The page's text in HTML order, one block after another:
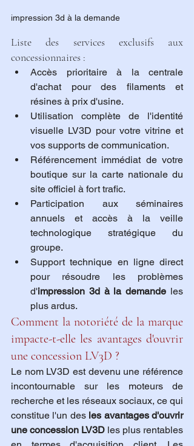
impression 3d à la demande
Liste des services exclusifs aux
concessionnaires :
Accès prioritaire à la centrale
d'achat pour des filaments et
résines à prix d'usine.
Utilisation complète de l'identité
visuelle LV3D pour votre vitrine et
vos supports de communication.
Référencement immédiat de votre
boutique sur la carte nationale du
site officiel à fort trafic.
Participation aux séminaires
annuels et accès à la veille
technologique stratégique du
groupe.
Support technique en ligne direct
pour résoudre les problèmes
d'impression 3d à la demande les
plus ardus.
Comment la notoriété de la marque
impacte-t-elle les avantages d'ouvrir
une concession LV3D ?
Le nom LV3D est devenu une référence
incontournable sur les moteurs de
recherche et les réseaux sociaux, ce qui
constitue l'un des les avantages d'ouvrir
une concession LV3D les plus rentables